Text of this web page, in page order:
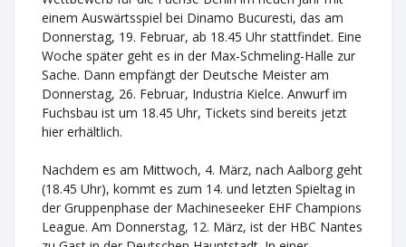
einem Auswärtsspiel bei Dinamo Bucuresti, das am
Donnerstag, 19. Februar, ab 18.45 Uhr stattfindet. Eine
Woche später geht es in der Max-Schmeling-Halle zur
Sache. Dann empfängt der Deutsche Meister am
Donnerstag, 26. Februar, Industria Kielce. Anwurf im
Fuchsbau ist um 18.45 Uhr, Tickets sind bereits jetzt
hier erhältlich.
Nachdem es am Mittwoch, 4. März, nach Aalborg geht
(18.45 Uhr), kommt es zum 14. und letzten Spieltag in
der Gruppenphase der Machineseeker EHF Champions
League. Am Donnerstag, 12. März, ist der HBC Nantes